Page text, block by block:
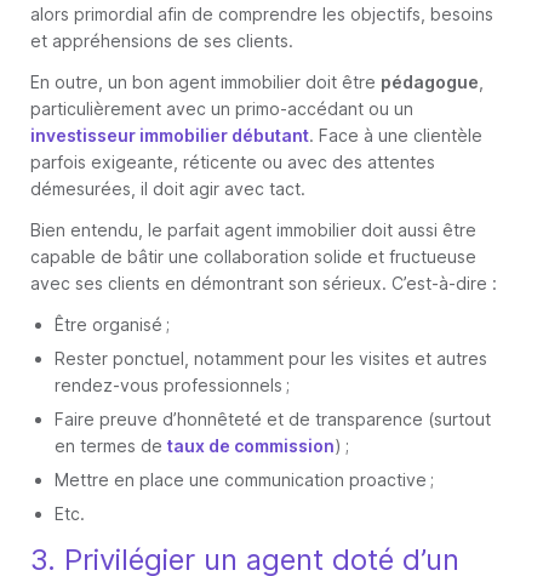
alors primordial afin de comprendre les objectifs, besoins
et appréhensions de ses clients.
En outre, un bon agent immobilier doit être pédagogue
particulièrement avec un primo-accédant ou un
investisseur immobilier débutant. Face à une clientèle
parfois exigeante, réticente ou avec des attentes
démesurées, il doit agir avec tact.
Bien entendu, le parfait agent immobilier doit aussi être
capable de bâtir une collaboration solide et fructueuse
avec ses clients en démontrant son sérieux. C’est-à-dire :
Être organisé ;
Rester ponctuel, notamment pour les visites et autres
rendez-vous professionnels ;
Faire preuve d’honnêteté et de transparence (surtout
en termes de taux de commission) ;
Mettre en place une communication proactive ;
Etc.
3. Privilégier un agent doté d’un